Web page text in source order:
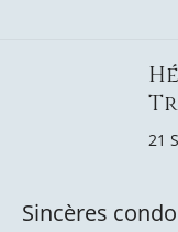
21
Sincères